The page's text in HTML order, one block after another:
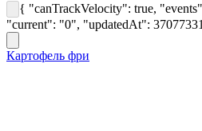
{ "canTrackVelocity": true,
"current": "0", "updatedAt":
Картофель фри